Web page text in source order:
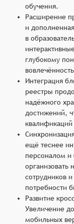
обучения.
Расширение
и
в
глубокому
Интеграция
реестры
надёжного
достижений,
квалификаций
ещё теснее
персоналом и
организовать
сотрудников
потребности
Развитие
Увеличение
мобильных